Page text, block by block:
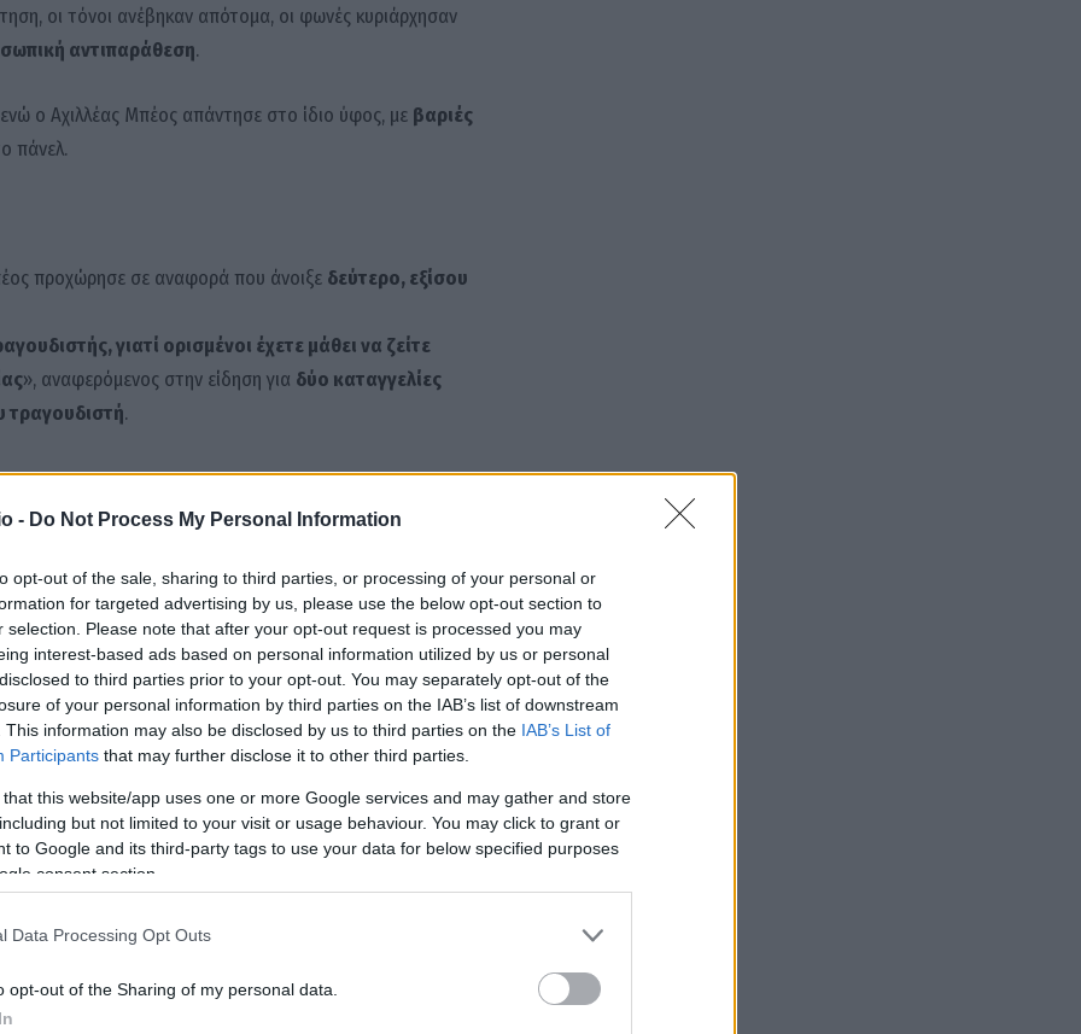
- Do Not Process My Personal Information
opt-out of the sale, sharing to third parties, or processing of your personal or
for targeted advertising by us, please use the below opt-out section to
selection. Please note that after your opt-out request is processed you may
interest-based ads based on personal information utilized by us or personal
to third parties prior to your opt-out. You may separately opt-out of the
of your personal information by third parties on the IAB’s list of downstream
This information may also be disclosed by us to third parties on the IAB’s List of
Participants that may further disclose it to other third parties.
that this website/app uses one or more Google services and may gather and store
but not limited to your visit or usage behaviour. You may click to grant or
to Google and its third-party tags to use your data for below specified purposes
consent section.
Data Processing Opt Outs
opt-out of the Sharing of my personal data.
οι τόνοι ανέβηκαν απότομα, οι φωνές κυριάρχησαν
αντιπαράθεση.
ο Αχιλλέας Μπέος απάντησε στο ίδιο ύφος, με βαριές
πάνελ.
προχώρησε σε αναφορά που άνοιξε δεύτερο, εξίσου
γιατί ορισμένοι έχετε μάθει να ζείτε
», αναφερόμενος στην είδηση για δύο καταγγελίες
τραγουδιστή.
θερμόμετρο:
το 2025; Θέλετε να μιλάμε ο ένας πάνω στον άλλον;
δεν στράφηκαν εναντίον σας τόσα χρόνια για τις
και τον εαυτό σας ηθοποιό. Ότι δεν θα ‘ρθειτε